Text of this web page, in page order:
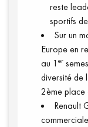
reste
sportifs
Sur un
Europe en
au 1 er
diversité de
2ème place
Renault